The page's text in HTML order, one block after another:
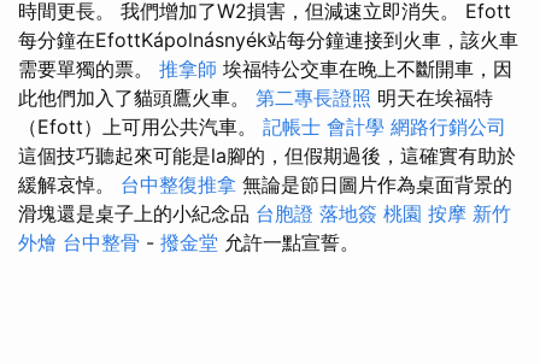
時間更長。 我們增加了W2損害，但減速立即消失。 Efott
每分鐘在EfottKápolnásnyék站每分鐘連接到火車，該火車
需要單獨的票。 推拿師 埃福特公交車在晚上不斷開車，因
此他們加入了貓頭鷹火車。 第二專長證照 明天在埃福特
（Efott）上可用公共汽車。 記帳士 會計學 網路行銷公司
這個技巧聽起來可能是la腳的，但假期過後，這確實有助於
緩解哀悼。 台中整復推拿 無論是節日圖片作為桌面背景的
滑塊還是桌子上的小紀念品 台胞證 落地簽 桃園 按摩 新竹
外燴 台中整骨 - 撥金堂 允許一點宣誓。